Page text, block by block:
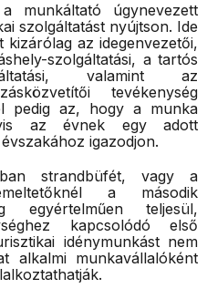
munkáltató úgynevezett
szolgáltatást nyújtson. Ide
kizárólag az idegenvezetői,
szolgáltatási, a tartós
valamint az
tevékenység
pedig az, hogy a munka
az évnek egy adott
igazodjon.
strandbüfét, vagy a
a második
egyértelműen teljesül,
kapcsolódó első
idénymunkást nem
alkalmi munkavállalóként